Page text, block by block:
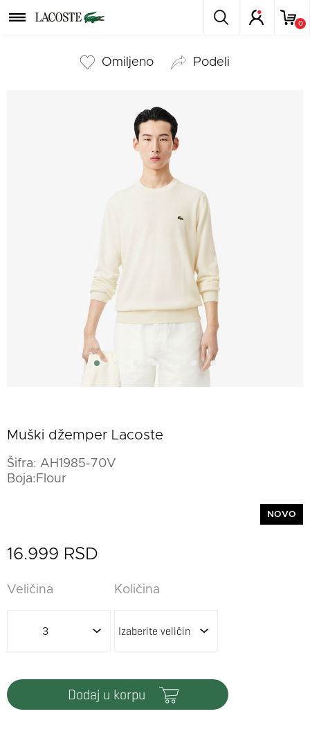
0
Omiljeno podeli
Muški džemper Lacoste
Šifra: AH1985-70V
Boja:Flour
NOVO
16.999 RSD
Veličina
3
Količina
dodaj u korpu